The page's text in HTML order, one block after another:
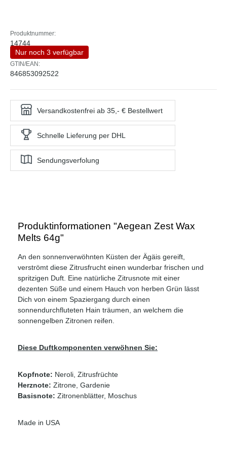
Produktnummer:
14744
Nur noch 3 verfügbar
GTIN/EAN:
846853092522
Versandkostenfrei ab 35,- € Bestellwert
Schnelle Lieferung per DHL
Sendungsverfolung
Produktinformationen "Aegean Zest Wax
Melts 64g"
An den sonnenverwöhnten Küsten der Ägäis gereift,
verströmt diese Zitrusfrucht einen wunderbar frischen und
spritzigen Duft. Eine natürliche Zitrusnote mit einer
dezenten Süße und einem Hauch von herben Grün lässt
Dich von einem Spaziergang durch einen
sonnendurchfluteten Hain träumen, an welchem die
sonnengelben Zitronen reifen.
Diese Duftkomponenten verwöhnen Sie:
Kopfnote: Neroli, Zitrusfrüchte
Herznote: Zitrone, Gardenie
Basisnote: Zitronenblätter, Moschus
Made in USA